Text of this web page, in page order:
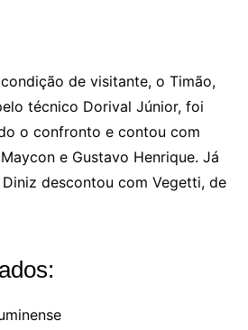
de visitante, o Timão,
técnico Dorival Júnior, foi
o confronto e contou com
e Gustavo Henrique. Já
descontou com Vegetti, de